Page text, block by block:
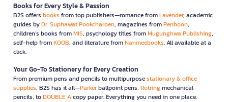
Books for Every Style & Passion
B2S offers books from top publishers—romance fromLavender, academic
guides byDr. Suphawat Pookcharoen, magazines fromPenboon,
children’s books fromMIS, psychology titles fromMugunghwa Publishing,
self-help fromKOOB, and literature fromNanmeebooks. All available at a
click.
Your Go-To Stationery for Every Creation
From premium pens and pencils to multipurposestationary & office
supplies, B2S has it all—Parkerballpoint pens, Rotringmechanical
pencils, toDOUBLE Acopy paper. Everything you need in one place.